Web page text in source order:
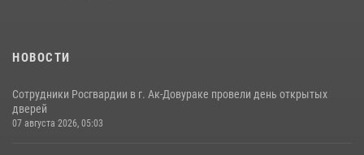
НОВОСТИ
Сотрудники Росгвардии в г. Ак-Довураке провели день открытых
дверей
07 августа 2026, 05:03